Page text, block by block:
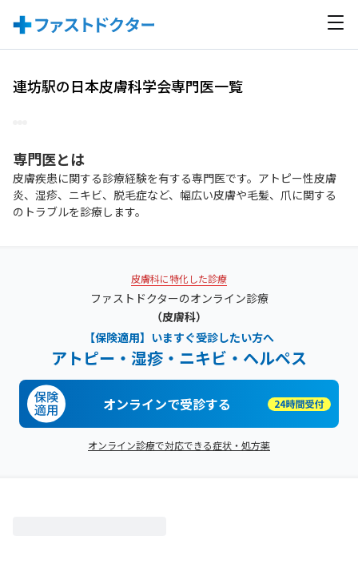
連坊駅の日本皮膚科学会専門医一覧
専門医とは
皮膚疾患に関する診療経験を有する専門医です。アトピー性皮膚
炎、湿疹、ニキビ、脱毛症など、幅広い皮膚や毛髪、爪に関する
のトラブルを診療します。
皮膚科に特化した診療
ファストドクターのオンライン診療
（皮膚科）
【保険適用】いますぐ受診したい方へ
アトピー・湿疹・ニキビ・ヘルペス
オンラインで受診する
オンライン診療で対応できる症状・処方薬